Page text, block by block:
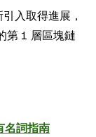
入取得進展，
第 1 層區塊鏈
名詞指南